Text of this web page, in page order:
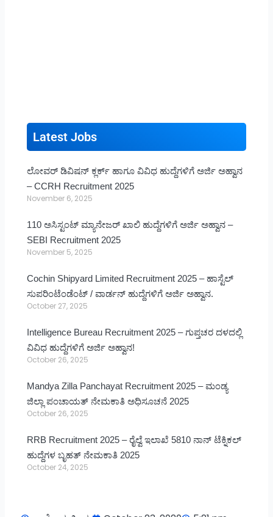
Latest Jobs
ಲೋವರ್ ಡಿವಿಷನ್ ಕ್ಲರ್ಕ್ ಹಾಗೂ ವಿವಿಧ ಹುದ್ದೆಗಳಿಗೆ ಅರ್ಜಿ ಅಹ್ವಾನ
– CCRH Recruitment 2025
November 6, 2025
110 ಅಸಿಸ್ಟಂಟ್ ಮ್ಯಾನೇಜರ್ ಖಾಲಿ ಹುದ್ದೆಗಳಿಗೆ ಅರ್ಜಿ ಅಹ್ವಾನ –
SEBI Recruitment 2025
November 5, 2025
Cochin Shipyard Limited Recruitment 2025 – ಹಾಸ್ಟೆಲ್
ಸುಪರಿಂಟೆಂಡೆಂಟ್ / ವಾರ್ಡನ್ ಹುದ್ದೆಗಳಿಗೆ ಅರ್ಜಿ ಅಹ್ವಾನ.
October 27, 2025
Intelligence Bureau Recruitment 2025 – ಗುಪ್ತಚರ ದಳದಲ್ಲಿ
ವಿವಿಧ ಹುದ್ದೆಗಳಿಗೆ ಅರ್ಜಿ ಅಹ್ವಾನ!
October 26, 2025
Mandya Zilla Panchayat Recruitment 2025 – ಮಂಡ್ಯ
ಜಿಲ್ಲಾ ಪಂಚಾಯತ್ ನೇಮಕಾತಿ ಅಧಿಸೂಚನೆ 2025
October 26, 2025
RRB Recruitment 2025 – ರೈಲ್ವೆ ಇಲಾಖೆ 5810 ನಾನ್ ಟೆಕ್ನಿಕಲ್
ಹುದ್ದೆಗಳ ಬೃಹತ್ ನೇಮಕಾತಿ 2025
October 24, 2025